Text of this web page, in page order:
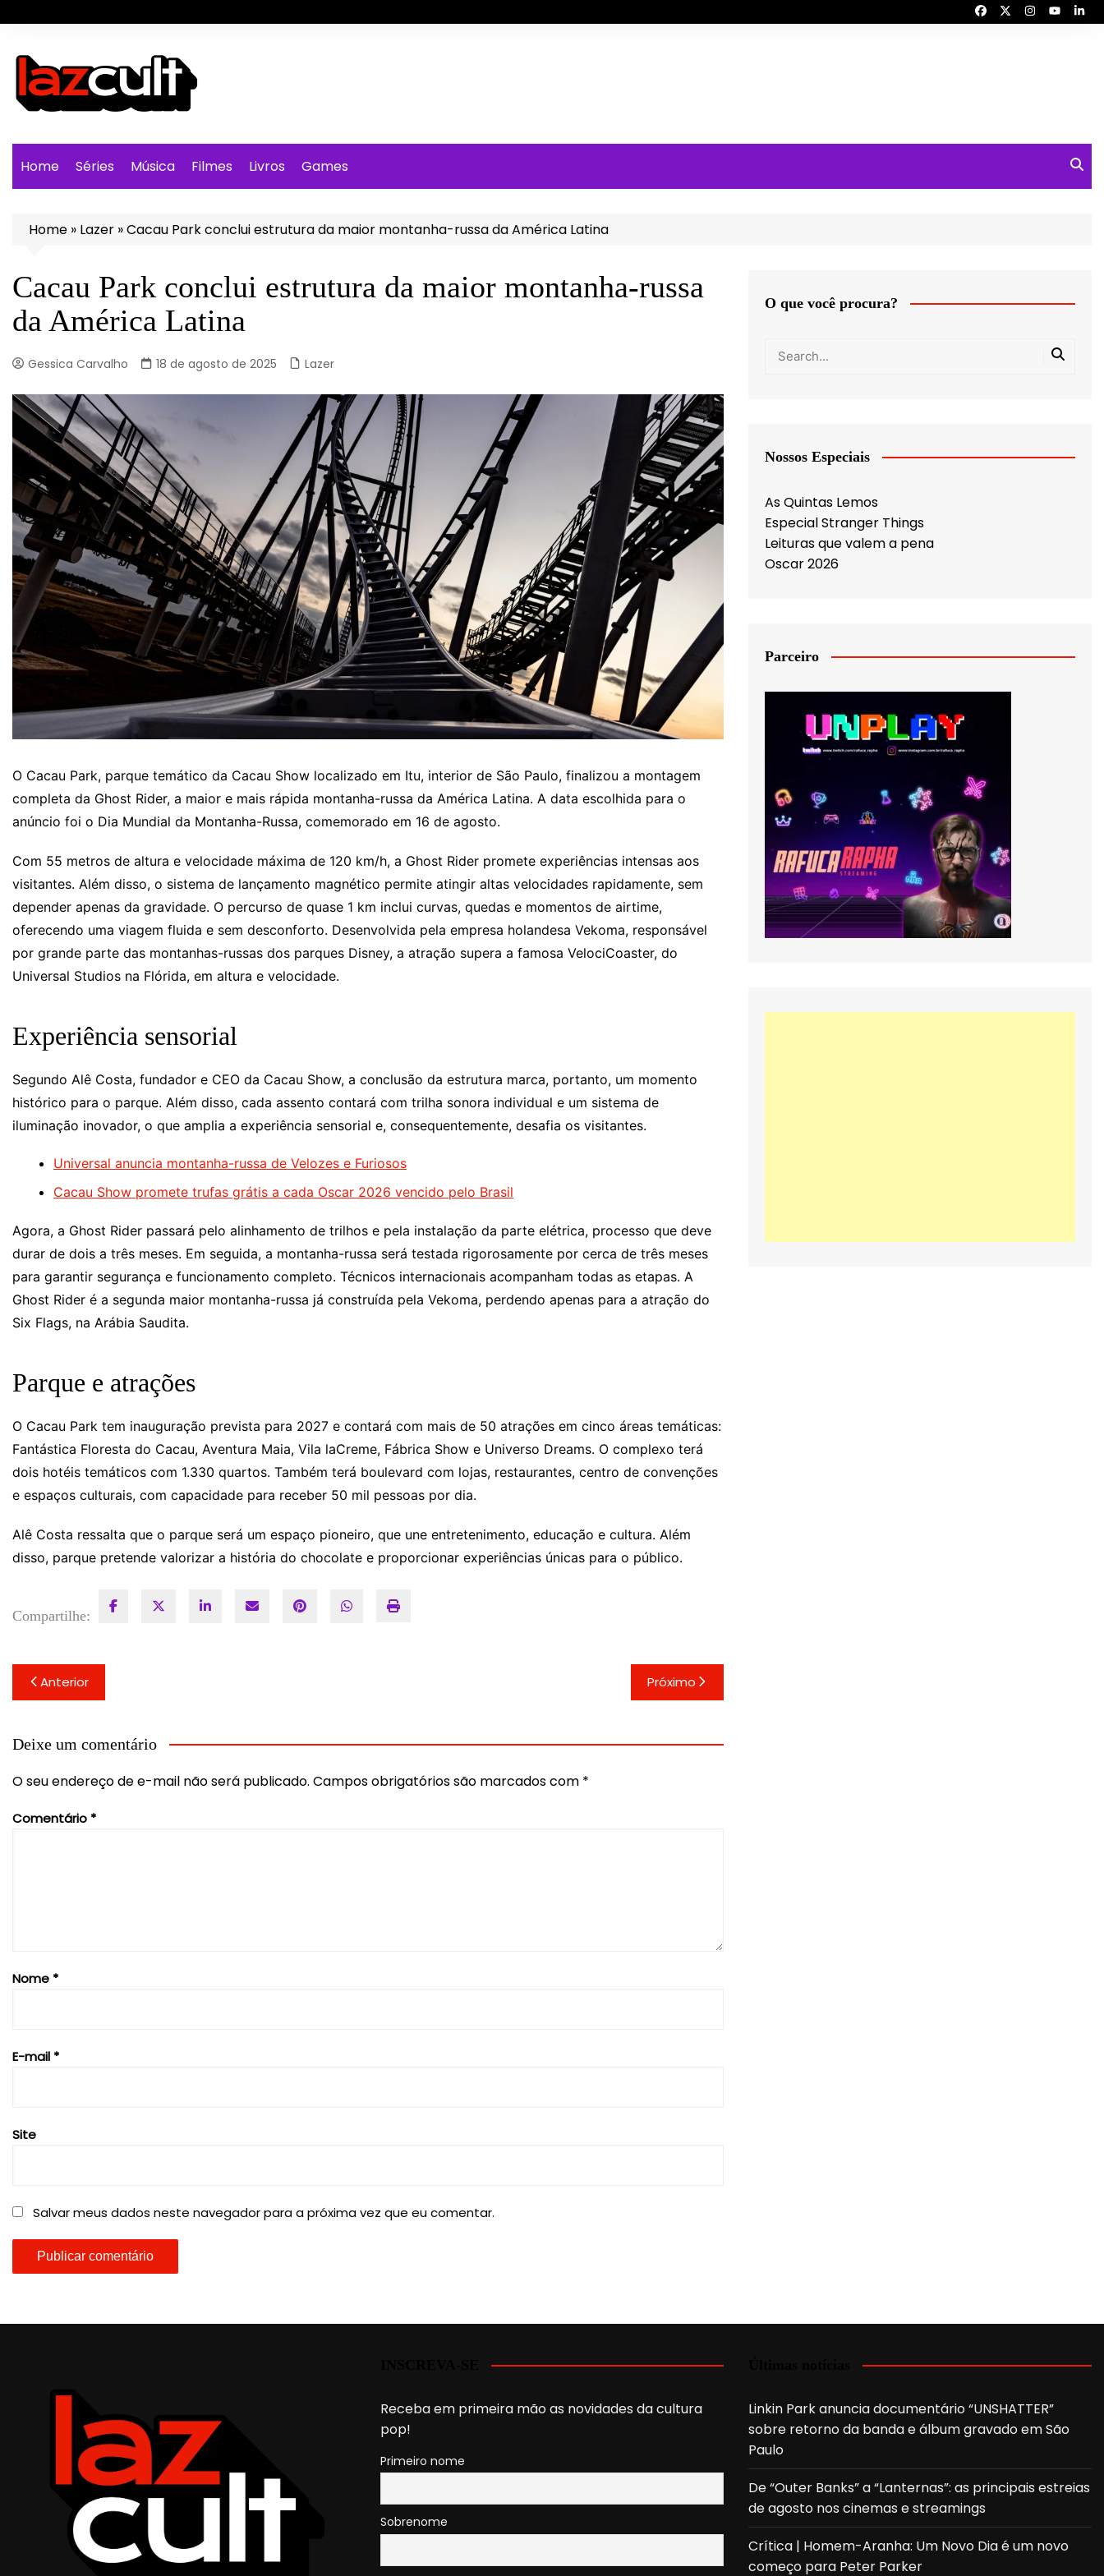
para
conteúdo
Home Séries Música Filmes Livros Games
Home » Lazer »Cacau Park conclui estrutura da maior montanha-russa da América Latina
Cacau Park conclui estrutura da maior montanha-russa
da América Latina
Gessica Carvalho 18 de agosto de 2025 Lazer
O Cacau Park, parque temático da Cacau Show localizado em Itu, interior de São Paulo, finalizou a montagem
completa da Ghost Rider, a maior e mais rápida montanha-russa da América Latina. A data escolhida para o
anúncio foi o Dia Mundial da Montanha-Russa, comemorado em 16 de agosto.
Com 55 metros de altura e velocidade máxima de 120 km/h, a Ghost Rider promete experiências intensas aos
visitantes. Além disso, o sistema de lançamento magnético permite atingir altas velocidades rapidamente, sem
depender apenas da gravidade. O percurso de quase 1 km inclui curvas, quedas e momentos de airtime,
oferecendo uma viagem fluida e sem desconforto. Desenvolvida pela empresa holandesa Vekoma, responsável
por grande parte das montanhas-russas dos parques Disney, a atração supera a famosa VelociCoaster, do
Universal Studios na Flórida, em altura e velocidade.
Experiência sensorial
Segundo Alê Costa, fundador e CEO da Cacau Show, a conclusão da estrutura marca, portanto, um momento
histórico para o parque. Além disso, cada assento contará com trilha sonora individual e um sistema de
iluminação inovador, o que amplia a experiência sensorial e, consequentemente, desafia os visitantes.
Universal anuncia montanha-russa de Velozes e Furiosos
Cacau Show promete trufas grátis a cada Oscar 2026 vencido pelo Brasil
Agora, a Ghost Rider passará pelo alinhamento de trilhos e pela instalação da parte elétrica, processo que deve
durar de dois a três meses. Em seguida, a montanha-russa será testada rigorosamente por cerca de três meses
para garantir segurança e funcionamento completo. Técnicos internacionais acompanham todas as etapas. A
Ghost Rider é a segunda maior montanha-russa já construída pela Vekoma, perdendo apenas para a atração do
Six Flags, na Arábia Saudita.
Parque e atrações
O Cacau Park tem inauguração prevista para 2027 e contará com mais de 50 atrações em cinco áreas temáticas:
Fantástica Floresta do Cacau, Aventura Maia, Vila laCreme, Fábrica Show e Universo Dreams. O complexo terá
dois hotéis temáticos com 1.330 quartos. Também terá boulevard com lojas, restaurantes, centro de convenções
e espaços culturais, com capacidade para receber 50 mil pessoas por dia.
Alê Costa ressalta que o parque será um espaço pioneiro, que une entretenimento, educação e cultura. Além
disso, parque pretende valorizar a história do chocolate e proporcionar experiências únicas para o público.
Compartilhe:
Navegação
de
Post
Anterior Próximo
Deixe um comentário
O seu endereço de e-mail não será publicado. Campos obrigatórios são marcados com *
Comentário *
Nome *
E-mail *
Site
Salvar meus dados neste navegador para a próxima vez que eu comentar.
O que você procura?
Nossos Especiais
As Quintas Lemos
Especial Stranger Things
Leituras que valem a pena
Oscar 2026
Parceiro
Receba em primeira mão as novidades da cultura
pop!
Primeiro nome
Sobrenome
Linkin Park anuncia documentário “UNSHATTER”
sobre retorno da banda e álbum gravado em São
Paulo
De “Outer Banks” a “Lanternas”: as principais estreias
de agosto nos cinemas e streamings
Crítica | Homem-Aranha: Um Novo Dia é um novo
começo para Peter Parker